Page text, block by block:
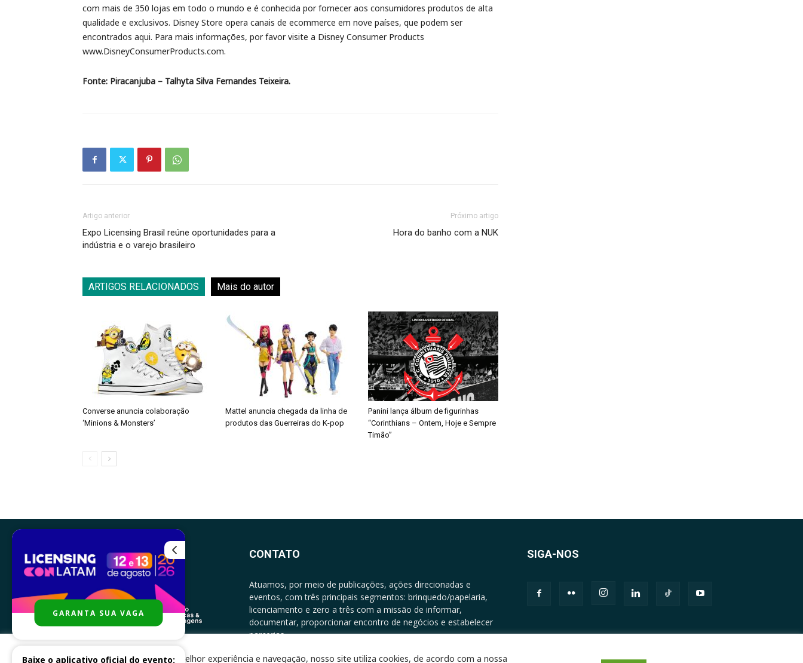
com mais de 350 lojas em todo o mundo e é conhecida por fornecer aos consumidores produtos de alta
qualidade e exclusivos. Disney Store opera canais de ecommerce em nove países, que podem ser
encontrados aqui. Para mais informações, por favor visite a Disney Consumer Products
www.DisneyConsumerProducts.com.
Fonte: Piracanjuba – Talhyta Silva Fernandes Teixeira.
Artigo anterior
Expo Licensing Brasil reúne oportunidades para a
indústria e o varejo brasileiro
Próximo artigo
Hora do banho com a NUK
ARTIGOS RELACIONADOS Mais do autor
Converse anuncia colaboração
‘Minions & Monsters’
Mattel anuncia chegada da linha de
produtos das Guerreiras do K-pop
Panini lança álbum de figurinhas
“Corinthians – Ontem, Hoje e Sempre
Timão”
CONTATO
Atuamos, por meio de publicações, ações direcionadas e
eventos, com três principais segmentos: brinquedo/papelaria,
licenciamento e zero a três com a missão de informar,
documentar, proporcionar encontro de negócios e estabelecer
parcerias.
SIGA-NOS
Para melhor experiência e navegação, nosso site utiliza cookies, de acordo com a nossa
GARANTA SUA VAGA
Baixe o aplicativo oficial do evento: